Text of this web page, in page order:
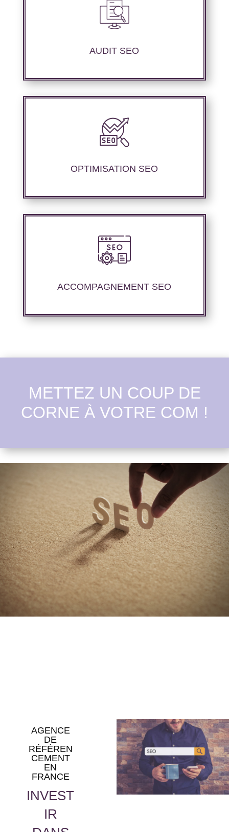
AUDIT SEO
Audit complet de votre site web à travers les
mots clés pertinents, les principaux
OPTIMISATION SEO
Nous offrons des services d’optimisation
technique de site web, d’ajustement de
performances de référencement.
ACCOMPAGNEMENT SEO
Nous proposons un suivi et un rapport de
positionnement pour vous permettre d’étudier
METTEZ UN COUP DE
CORNE À VOTRE COM !
AGENCE
DE
RÉFÉREN
CEMENT
EN
FRANCE
INVEST
IR